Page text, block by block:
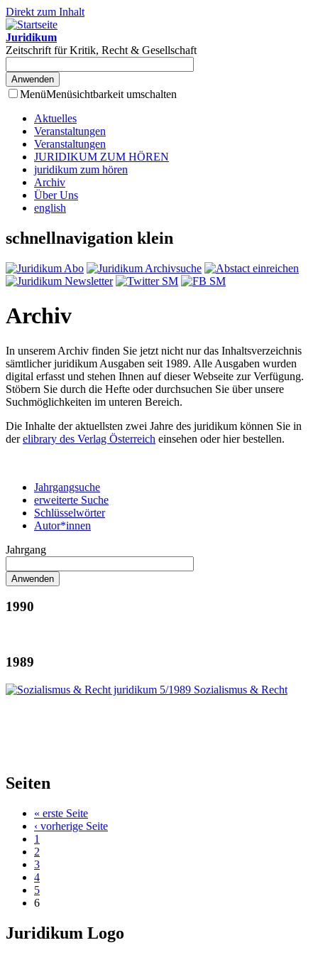
Direkt zum Inhalt
Juridikum
Zeitschrift für Kritik, Recht & Gesellschaft
MenüMenüsichtbarkeit umschalten
Aktuelles
Veranstaltungen
Veranstaltungen
JURIDIKUM ZUM HÖREN
juridikum zum hören
Archiv
Über Uns
english
schnellnavigation klein
Archiv
In unserem Archiv finden Sie jetzt nicht nur das Inhaltsverzeichnis
sämtlicher juridikum Ausgaben seit 1989. Alle Ausgaben wurden
digital erfasst und stehen Ihnen auf dieser Webseite zur Verfügung.
Stöbern Sie durch die Hefte oder durchsuchen Sie über unsere
Suchmöglichkeiten im unteren Bereich.
Die Inhalte der aktuellsten zwei Jahre des juridikum können Sie in
derelibrary des Verlag Österreich einsehen oder hier bestellen.
Jahrgangsuche
erweiterte Suche
Schlüsselwörter
Autor*innen
Jahrgang
1990
1989
Seiten
« erste Seite
‹ vorherige Seite
1
2
3
4
5
6
Juridikum Logo